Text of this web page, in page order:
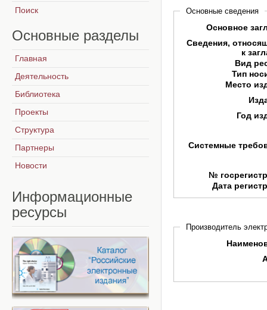
Основные сведения
Основное
Сведения,
к
Вид
Тип
Место
Год
Системные
№
Дата
Производитель
Поиск
Основные разделы
Главная
Деятельность
Библиотека
Проекты
Структура
Партнеры
Новости
Информационные
ресурсы